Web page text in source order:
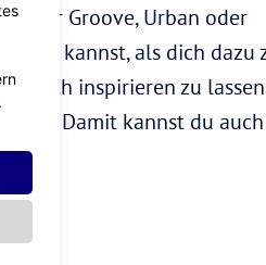
Groove, Urban oder
kannst, als dich dazu
dich inspirieren zu
Damit kannst du auch
.